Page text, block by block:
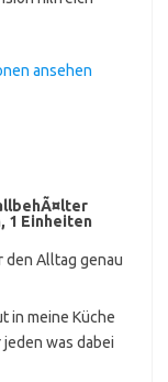
ansehen
1 Einheiten
den Alltag genau
in meine Küche
was dabei